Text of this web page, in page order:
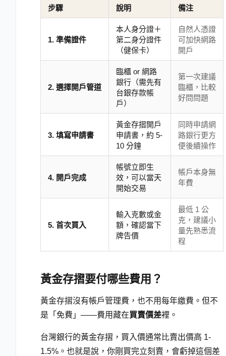
步驟 說明 備注
1. 準備證件
本人身分證＋
第二身分證件
（健保卡）
自然人憑證
可加快網路
開戶
2. 選擇開戶管道
臨櫃 or 網路
銀行（需先有
台銀存款帳
戶）
第一次建議
臨櫃，比較
好問問題
3. 填寫申請書
黃金存摺開戶
申請書，約 5-
10 分鐘
同時申請網
路銀行更方
便後續操作
4. 開戶完成
帳號立即生
效，可以當天
開始交易
帳戶本身無
年費
5. 首次買入
輸入克數或金
額，確認當下
牌告價
最低 1 公
克，建議小
量先熟悉流
程
黃金存摺要付哪些費用？
黃金存摺沒有帳戶管理費，也不用每年繳費。但不
是「免費」——費用藏在買賣價差裡。
台灣銀行的黃金存摺，買入價通常比賣出價高 1-
1.5%。也就是說，你剛買完立刻賣，會虧掉這個差